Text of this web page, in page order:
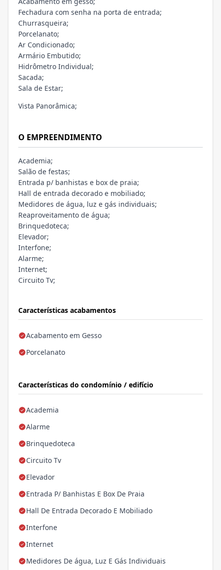
Características acabamentos
Acabamento em Gesso
Porcelanato
Características do condomínio / edifício
Academia
Alarme
Brinquedoteca
Circuito Tv
Elevador
Entrada P/ Banhistas E Box De Praia
Hall De Entrada Decorado E Mobiliado
Interfone
Internet
Medidores De água, Luz E Gás Individuais
Fechadura com senha na porta de entrada;
Churrasqueira;
Porcelanato;
Ar Condicionado;
Armário Embutido;
Hidrômetro Individual;
Sacada;
Sala de Estar;
Vista Panorâmica;
O EMPREENDIMENTO
Academia;
Salão de festas;
Entrada p/ banhistas e box de praia;
Hall de entrada decorado e mobiliado;
Medidores de água, luz e gás individuais;
Reaproveitamento de água;
Brinquedoteca;
Elevador;
Interfone;
Alarme;
Internet;
Circuito Tv;